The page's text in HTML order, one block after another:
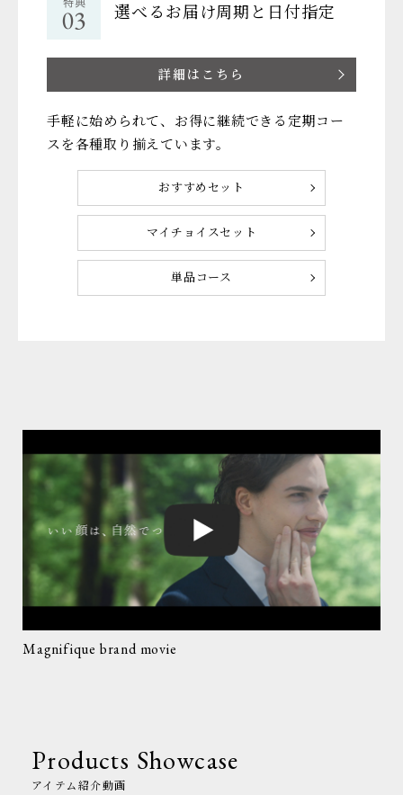
選べるお届け周期と日付指定
詳細はこちら
手軽に始められて、お得に継続できる定期コー
スを各種取り揃えています。
おすすめセット
マイチョイスセット
単品コース
Magnifique brand movie
Products Showcase
アイテム紹介動画